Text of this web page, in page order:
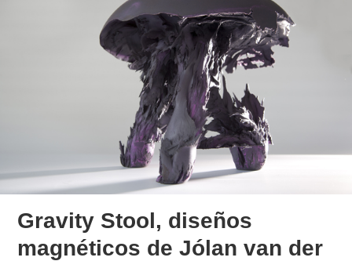
Gravity Stool, diseños
magnéticos de Jólan van der